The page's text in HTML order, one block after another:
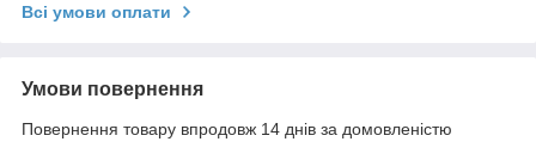
Всі умови оплати
Умови повернення
Повернення товару впродовж 14 днів за домовленістю